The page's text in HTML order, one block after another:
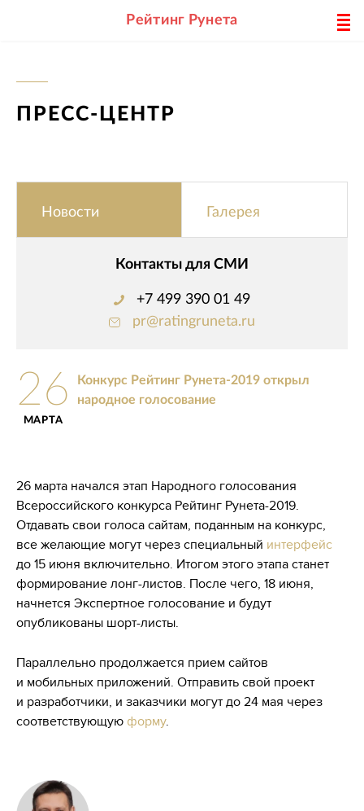
Рейтинг Рунета
ПРЕСС-ЦЕНТР
Новости Галерея
Контакты для СМИ
+7 499 390 01 49
pr@ratingruneta.ru
26
МАРТА
Конкурс Рейтинг Рунета-2019 открыл
народное голосование
26 марта начался этап Народного голосования
Всероссийского конкурса Рейтинг Рунета-2019.
Отдавать свои голоса сайтам, поданным на конкурс,
все желающие могут через специальный интерфейс
до 15 июня включительно. Итогом этого этапа станет
формирование лонг-листов. После чего, 18 июня,
начнется Экспертное голосование и будут
опубликованы шорт-листы.
Параллельно продолжается прием сайтов
и мобильных приложений. Отправить свой проект
и разработчики, и заказчики могут до 24 мая через
соответствующую форму.